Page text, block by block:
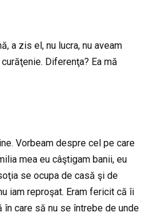
a zis el, nu lucra, nu aveam
Diferenţa? Ea mă
Vorbeam despre cel pe care
mea eu câştigam banii, eu
se ocupa de casă şi de
iam reproşat. Eram fericit că îi
în care să nu se întrebe de unde